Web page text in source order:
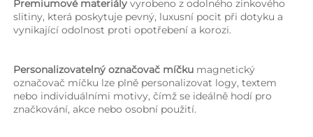
Premiumové materiály vyrobeno z odolného zinkového
slitiny, která poskytuje pevný, luxusní pocit při dotyku a
vynikající odolnost proti opotřebení a korozi.
Personalizovatelný označovač míčku magnetický
označovač míčku lze plně personalizovat logy, textem
nebo individuálními motivy, čímž se ideálně hodí pro
značkování, akce nebo osobní použití.